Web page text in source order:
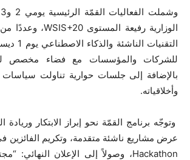
الوزارية رفيعة المستوىWSIS+20، وعددًا
التقنيات
للشركات والمؤسسات مع فضاء مخصص
بالإضافة إلى جلسات حوارية تناولت سياسات
وأخلاقياته.
وتوجّه برنامج القمّة نحو إبراز الابتكار وريادة
عرض مشاريع ناشئة متقدمة، وتكريم الفائزين
Hackathon، وصولاً إلى الإعلان النهائي: